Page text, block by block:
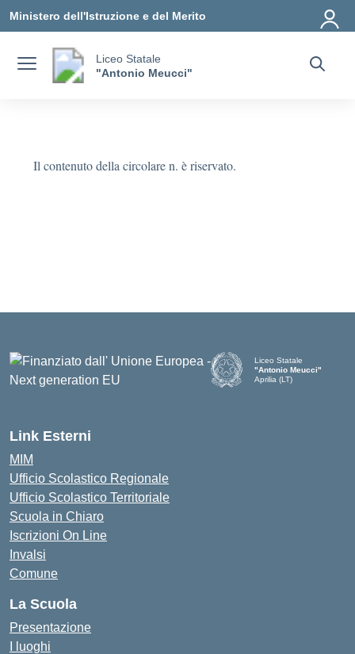
Ministero dell'Istruzione e del Merito
Liceo Statale
"Antonio Meucci"
Il contenuto della circolare n. è riservato.
Liceo Statale
"Antonio Meucci"
Aprilia (LT)
Link Esterni
MIM
Ufficio Scolastico Regionale
Ufficio Scolastico Territoriale
Scuola in Chiaro
Iscrizioni On Line
Invalsi
Comune
La Scuola
Presentazione
I luoghi